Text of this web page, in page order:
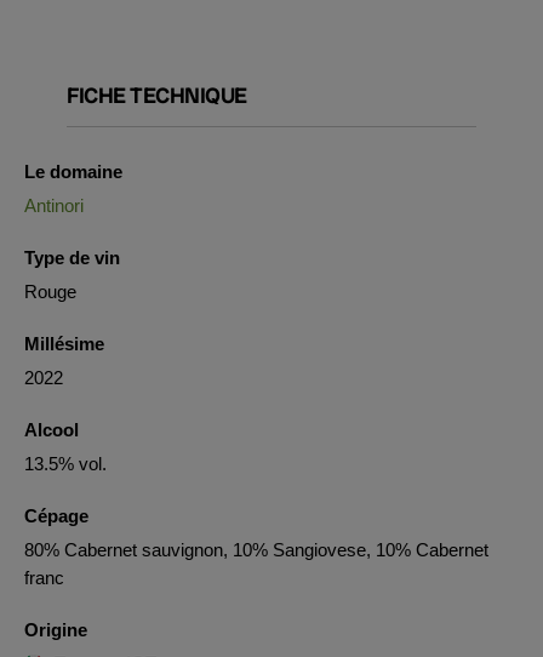
FICHE TECHNIQUE
Le domaine
Antinori
Type de vin
Rouge
Millésime
2022
Alcool
13.5% vol.
Cépage
80% Cabernet sauvignon, 10% Sangiovese, 10% Cabernet
franc
Origine